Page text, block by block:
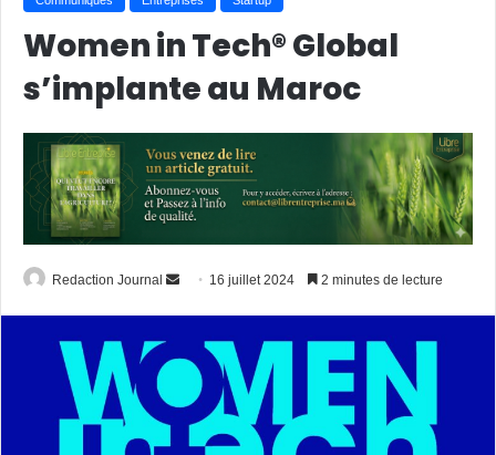
Women in Tech® Global
s’implante au Maroc
Redaction Journal
Envoyer16 juillet 2024 2 minutes de lecture